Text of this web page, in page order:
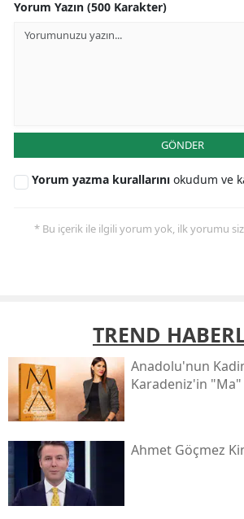
Yorum Yazın (500 Karakter)
GÖNDER
Yorum yazma kurallarını okudum ve
* Bu içerik ile ilgili yorum yok, ilk yorumu siz
TREND
Anadolu'nun
Karadeniz'in "ma"
Ahmet Göçmez